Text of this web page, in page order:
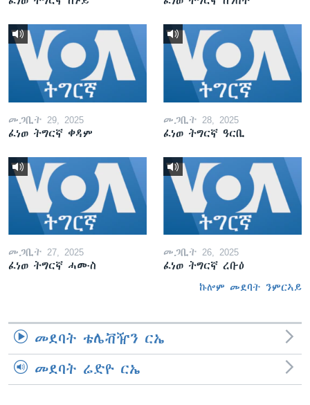
መጋቢት 29, 2025
ፈነወ ትግርኛ ቀዳም
መጋቢት 28, 2025
ፈነወ ትግርኛ ዓርቢ
መጋቢት 27, 2025
ፈነወ ትግርኛ ሓሙስ
መጋቢት 26, 2025
ፈነወ ትግርኛ ረቡዕ
ኩሎም መደባት ንምርኣይ
መደባት ቴሌቭዥን ርኤ
መደባት ሬድዮ ርኤ